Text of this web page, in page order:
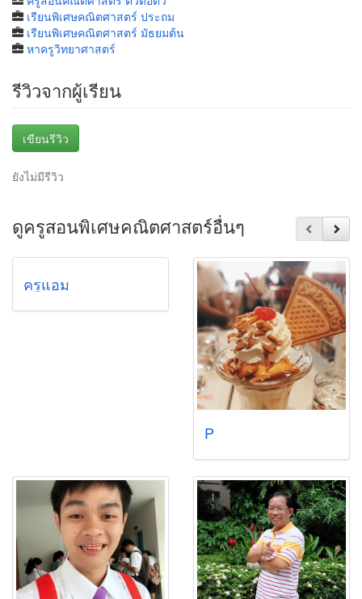
เรียนพิเศษคณิตศาสตร์ ประถม
เรียนพิเศษคณิตศาสตร์ มัธยมต้น
หาครูวิทยาศาสตร์
รีวิวจากผู้เรียน
เขียนรีวิว
ยังไม่มีรีวิว
ดูครูสอนพิเศษคณิตศาสตร์อื่นๆ
ครูแอม
P